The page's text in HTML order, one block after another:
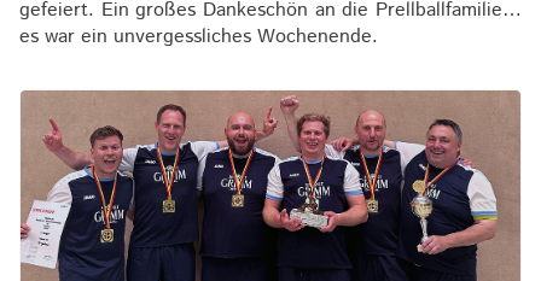
gefeiert. Ein großes Dankeschön an die Prellballfamilie…
es war ein unvergessliches Wochenende.